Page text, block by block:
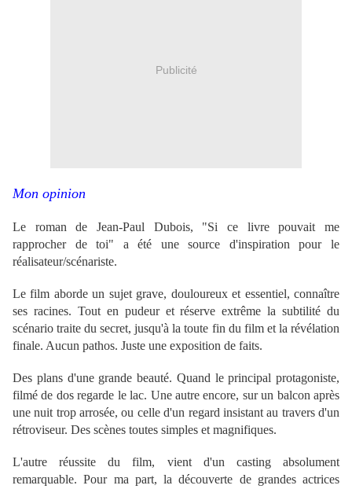
Publicité
Mon opinion
Le roman de Jean-Paul Dubois, "Si ce livre pouvait me
rapprocher de toi" a été une source d'inspiration pour le
réalisateur/scénariste.
Le film aborde un sujet grave, douloureux et essentiel, connaître
ses racines. Tout en pudeur et réserve extrême la subtilité du
scénario traite du secret, jusqu'à la toute fin du film et la révélation
finale. Aucun pathos. Juste une exposition de faits.
Des plans d'une grande beauté. Quand le principal protagoniste,
filmé de dos regarde le lac. Une autre encore, sur un balcon après
une nuit trop arrosée, ou celle d'un regard insistant au travers d'un
rétroviseur. Des scènes toutes simples et magnifiques.
L'autre réussite du film, vient d'un casting absolument
remarquable. Pour ma part, la découverte de grandes actrices